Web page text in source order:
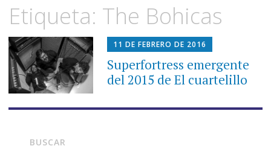
al
contenido
Etiqueta: The Bohicas
11 DE FEBRERO DE 2016
Superfortress emergente
del 2015 de El cuartelillo
BUSCAR